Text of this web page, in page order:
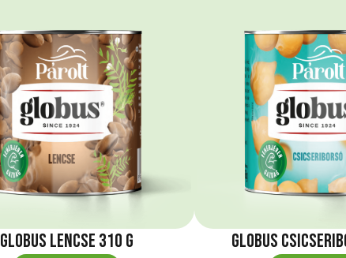
Globus Lencse 310 g Globus